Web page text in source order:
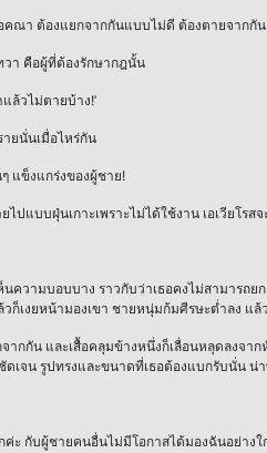
คณา ต้องแยกจากกันแบบไม่ดี ต้องตายจากกัน
วา คือผู้ที่ต้องรักษากฎนั้น
ล้วไม่ตายบ้าง!’
ายนั่นเมื่อไหร่กัน
แข็งแกร่งของผู้ชาย!
ปแบบฝุ่นเกาะเพราะไม่ได้ใช้งาน เอเวียโรสจ
ความบอบบาง ราวกับว่าเธอคงไม่สามารถย
ก็เงยหน้ามองเขา ชายหนุ่มก้มศีรษะต่ำลง แล้
ากกัน และเสื้อคลุมข้างหนึ่งก็เลื่อนหลุดลงจา
เจน รูปทรงและขนาดที่เธอต้องแบกรับนั่น น่
ค่ะ กับผู้ชายคนอื่นไม่มีโอกาสได้มองฉันอย่า